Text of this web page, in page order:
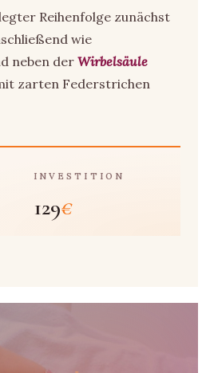
Reihenfolge zunächst
wie
neben der Wirbelsäule
zarten Federstrichen
INVESTITION
129€